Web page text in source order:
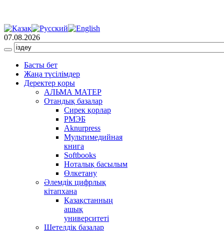
07.08.2026
Басты бет
Жаңа түсілімдер
Деректер қоры
АЛЬМА МАТЕР
Отандық базалар
Сирек қорлар
РМЭБ
Аknurpress
Мультимедийная
книга
Softbooks
Ноталық басылым
Өлкетану
Әлемдік цифрлық
кітапхана
Қазақстанның
ашық
университеті
Шетелдік базалар